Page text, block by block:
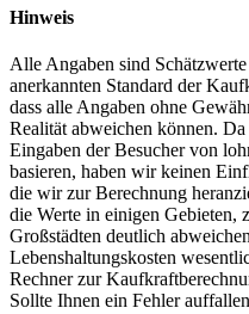
Hinweis
Alle Angaben sind
anerkannten Standard der
dass alle Angaben ohne
Realität abweichen können.
Eingaben der Besucher von
basieren, haben wir keinen
die wir zur Berechnung
die Werte in einigen Gebieten,
Großstädten deutlich
Lebenshaltungskosten
Rechner zur
Sollte Ihnen ein Fehler